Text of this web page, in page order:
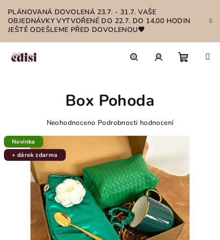
obsah
PLÁNOVANÁ DOVOLENÁ 23.7. - 31.7. VAŠE
OBJEDNÁVKY VYTVOŘENÉ DO 22.7. DO 14.00 HODIN
JEŠTĚ ODEŠLEME PŘED DOVOLENOU🤎
Box Pohoda
Průměrné
je
0,0
z
5
hvězdiček.
Neohodnoceno Podrobnosti hodnocení
Novinka
+ dárek zdarma